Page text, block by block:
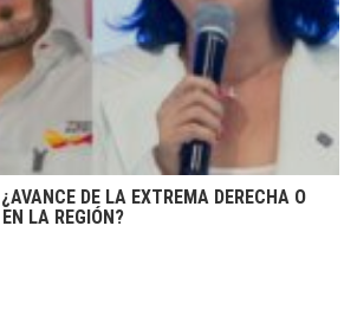
DE LA EXTREMA DERECHA O
LA REGIÓN?